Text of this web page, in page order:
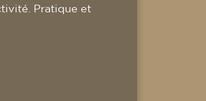
Pratique et